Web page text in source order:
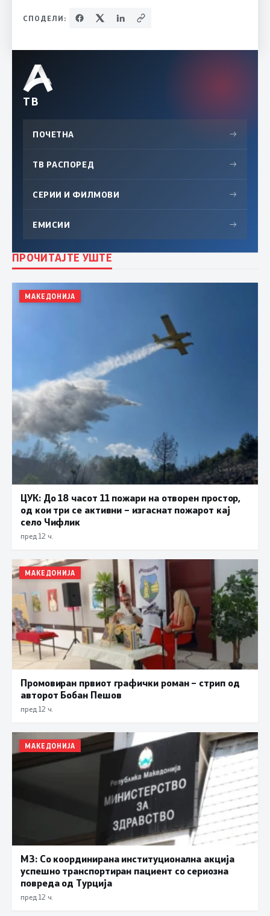
СПОДЕЛИ:
ТВ
ПОЧЕТНА →
ТВ РАСПОРЕД →
СЕРИИ И ФИЛМОВИ →
ЕМИСИИ →
ПРОЧИТАЈТЕ УШТЕ
МАКЕДОНИЈА
ЦУК: До 18 часот 11 пожари на отворен простор,
од кои три се активни – изгаснат пожарот кај
село Чифлик
пред 12 ч.
МАКЕДОНИЈА
Промовиран првиот графички роман – стрип од
авторот Бобан Пешов
пред 12 ч.
МАКЕДОНИЈА
МЗ: Со координирана институционална акција
успешно транспортиран пациент со сериозна
повреда од Турција
пред 12 ч.